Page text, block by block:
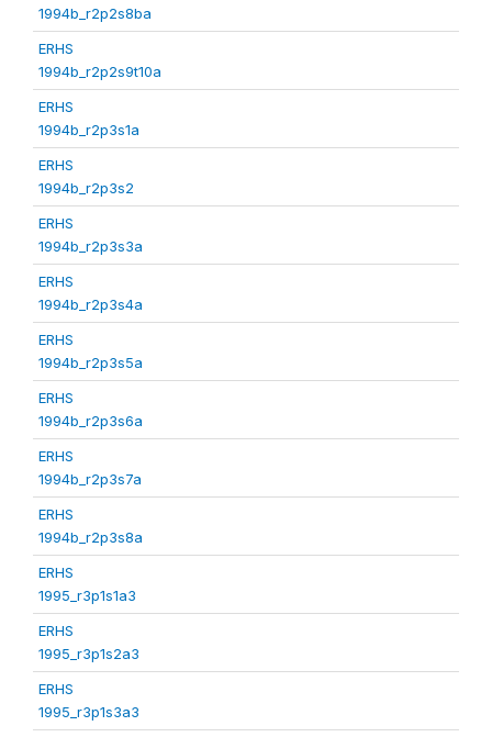
1994b_r2p2s8ba
ERHS
1994b_r2p2s9t10a
ERHS
1994b_r2p3s1a
ERHS
1994b_r2p3s2
ERHS
1994b_r2p3s3a
ERHS
1994b_r2p3s4a
ERHS
1994b_r2p3s5a
ERHS
1994b_r2p3s6a
ERHS
1994b_r2p3s7a
ERHS
1994b_r2p3s8a
ERHS
1995_r3p1s1a3
ERHS
1995_r3p1s2a3
ERHS
1995_r3p1s3a3